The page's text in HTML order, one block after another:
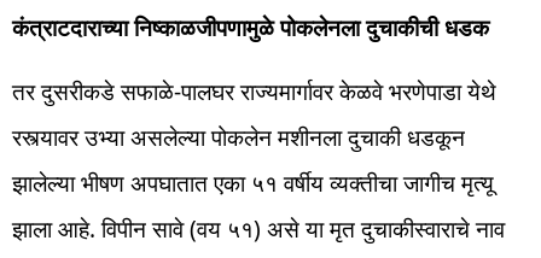
कंत्राटदाराच्या निष्काळजीपणामुळे पोकलेनला दुचाकीची धडक
तर दुसरीकडे सफाळे-पालघर राज्यमार्गावर केळवे भरणेपाडा येथे
रस्त्यावर उभ्या असलेल्या पोकलेन मशीनला दुचाकी धडकून
झालेल्या भीषण अपघातात एका ५१ वर्षीय व्यक्तीचा जागीच मृत्यू
झाला आहे. विपीन सावे (वय ५१) असे या मृत दुचाकीस्वाराचे नाव